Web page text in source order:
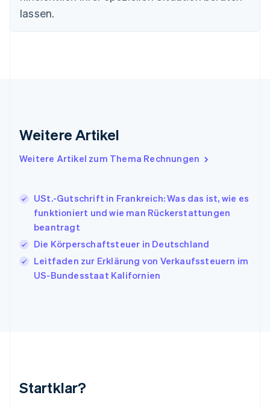
lassen.
Weitere Artikel
Weitere Artikel zum Thema Rechnungen
USt.-Gutschrift in Frankreich: Was das ist, wie es
funktioniert und wie man Rückerstattungen
beantragt
Die Körperschaftsteuer in Deutschland
Leitfaden zur Erklärung von Verkaufssteuern im
US-Bundesstaat Kalifornien
Startklar?
Festlandchina
Indien
Irland
ItalianoEnglish
Japan
日本語 English
EnglishFrançais
Kroatien
English Italiano
English简体中文